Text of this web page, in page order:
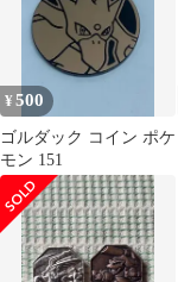
¥500
ゴルダック コイン ポケ
モン 151